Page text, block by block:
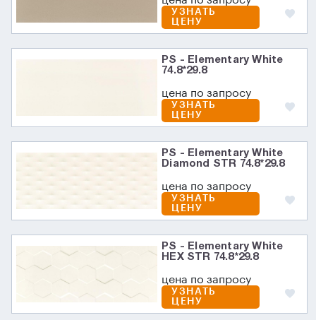
УЗНАТЬ
ЦЕНУ
PS - Elementary White
74.8*29.8
цена по запросу
УЗНАТЬ
ЦЕНУ
PS - Elementary White
Diamond STR 74.8*29.8
цена по запросу
УЗНАТЬ
ЦЕНУ
PS - Elementary White
HEX STR 74.8*29.8
цена по запросу
УЗНАТЬ
ЦЕНУ